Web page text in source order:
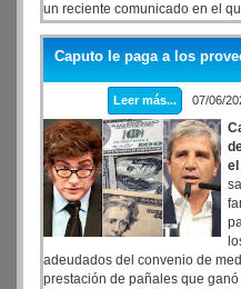
un reciente comunicado en el
fanáticos que continúan
Caputo le paga a los
Leer más... 07/06/
adeudados del convenio de
prestación de pañales que